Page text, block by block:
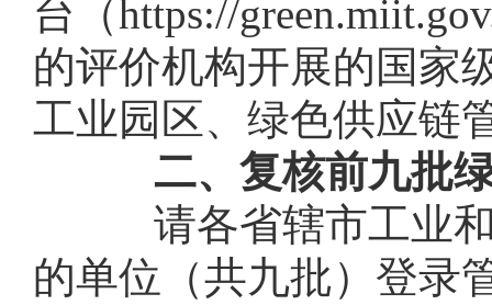
台（https://
的评价机构开展的国家
工业园区、绿色供应链
二、复核前九批
请各省辖市工业和
的单位（共九批）登录